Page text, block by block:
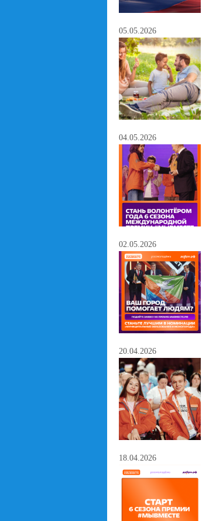
05.05.2026
04.05.2026
02.05.2026
20.04.2026
18.04.2026